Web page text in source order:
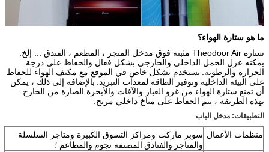
ما هو ستارة الهواء؟
ستارة Theodoor Air مثبتة فوق مدخل المتجر ، المطعم ، الفندق ... إلخ.
يمكنه عزل الحمل الداخلي والخارجي بشكل فعال والحفاظ على درجة
الحرارة والرطوبة. يستخدم بشكل خاص في الموقع مع مكيف الهواء للحفاظ
على البيئة الداخلية وتوفير الطاقة لمعدات التبريد.
بالإضافة إلى ذلك ، يمكن
أن تمنع ستارة الهواء من غزو الغبار والآفات والأبخرة الضارة من الخارج.
بهذه الطريقة ، يتم الحفاظ على مناخ داخلي مريح.
التطبيقات: مدخل الباب
منظمات الأعمال سوبر ماركت ومراكز التسوق الكبيرة ومتاجر السلسلة
والمتاجر والفنادق المصنفة نجوم والمطاعم ؛